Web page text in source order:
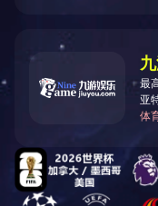
生产中，低温恒温水
中，一些高精度的电
理，以确保其性能的稳
生产过程中的温度控制
然而，低温恒温水槽
如，要定期对水槽进行
影响水质和水温控制精
高温、潮湿或有腐蚀性